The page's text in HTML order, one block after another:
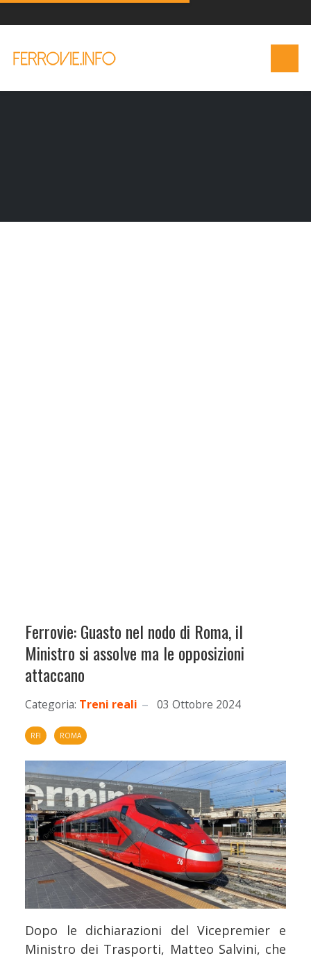
Ferrovie: Guasto nel nodo di Roma, il
Ministro si assolve ma le opposizioni
attaccano
Categoria: Treni reali 03 Ottobre 2024
RFI ROMA
Dopo le dichiarazioni del Vicepremier e
Ministro dei Trasporti, Matteo Salvini, che